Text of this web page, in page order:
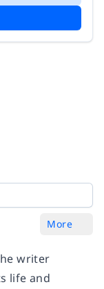
More
writer
life and